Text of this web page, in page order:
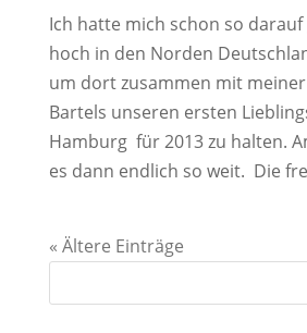
Ich hatte mich schon so
hoch in den Norden
um dort zusammen mit
Bartels unseren ersten
Hamburg für 2013 zu halten.
es dann endlich so weit. Die
« Ältere Einträge